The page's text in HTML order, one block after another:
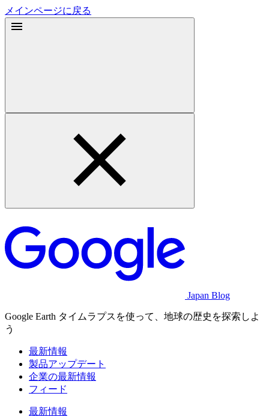
メインページに戻る
Japan Blog
Google Earth タイムラプスを使って、地球の歴史を探索しよ
う
最新情報
製品アップデート
企業の最新情報
フィード
最新情報